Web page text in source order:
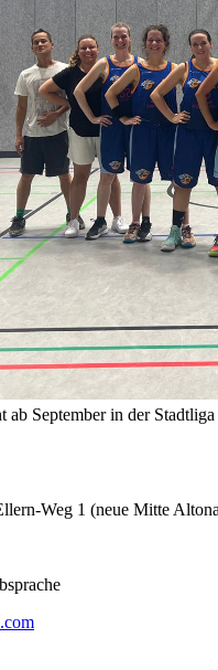
ab September in der
Weg 1 (neue Mitte